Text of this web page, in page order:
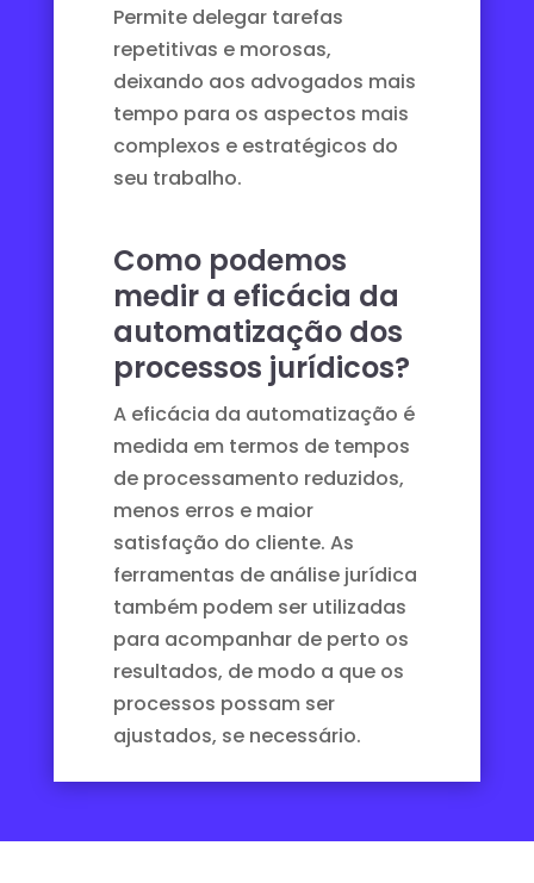
Permite delegar tarefas
repetitivas e morosas,
deixando aos advogados mais
tempo para os aspectos mais
complexos e estratégicos do
seu trabalho.
Como podemos
medir a eficácia da
automatização dos
processos jurídicos?
A eficácia da automatização é
medida em termos de tempos
de processamento reduzidos,
menos erros e maior
satisfação do cliente. As
ferramentas de análise jurídica
também podem ser utilizadas
para acompanhar de perto os
resultados, de modo a que os
processos possam ser
ajustados, se necessário.